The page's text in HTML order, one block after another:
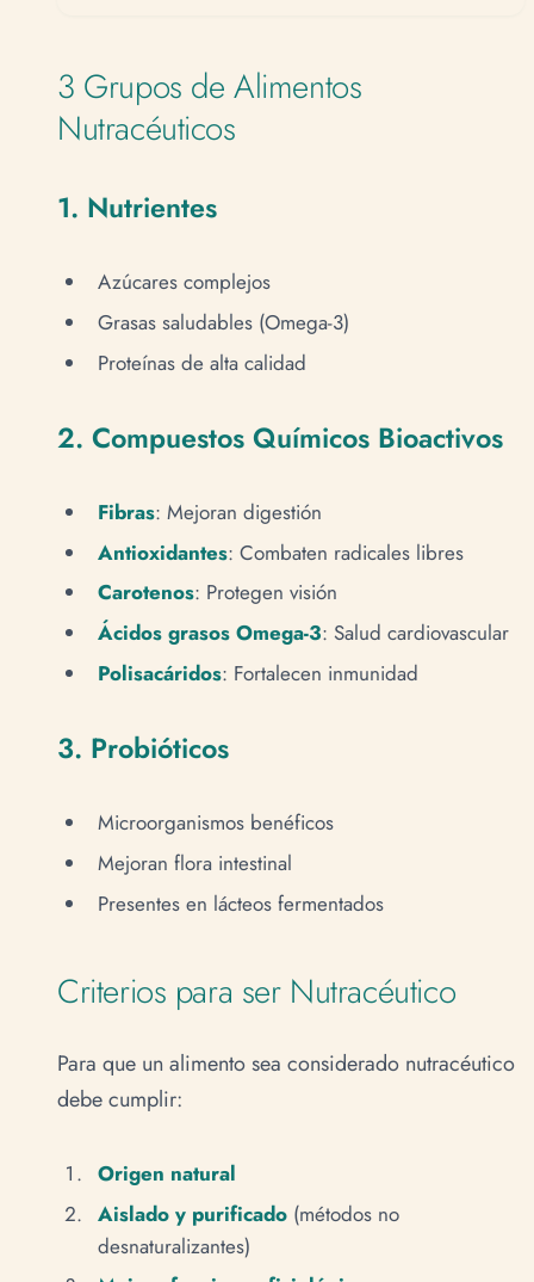
3 Grupos de Alimentos
Nutracéuticos
1. Nutrientes
Azúcares complejos
Grasas saludables (Omega-3)
Proteínas de alta calidad
2. Compuestos Químicos Bioactivos
Fibras: Mejoran digestión
Antioxidantes: Combaten radicales libres
Carotenos: Protegen visión
Ácidos grasos Omega-3: Salud cardiovascular
Polisacáridos: Fortalecen inmunidad
3. Probióticos
Microorganismos benéficos
Mejoran flora intestinal
Presentes en lácteos fermentados
Criterios para ser Nutracéutico
Para que un alimento sea considerado nutracéutico
debe cumplir:
Origen natural
Aislado y purificado (métodos no
desnaturalizantes)